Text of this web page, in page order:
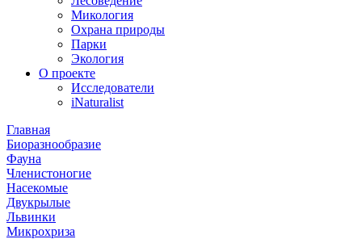
Микология
Охрана природы
Парки
Экология
О проекте
Исследователи
iNaturalist
Главная
Биоразнообразие
Фауна
Членистоногие
Насекомые
Двукрылые
Львинки
Микрохриза